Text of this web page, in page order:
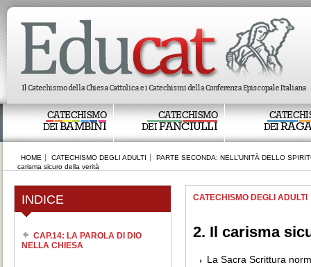
CATECHISMO
DEIBAMBINI
CATECHISMO
DEIFANCIULLI
DEI
HOME CATECHISMO DEGLI ADULTI
PARTE SECONDA: NELL’UNITÀ DELLO
carisma sicuro della verità
INDICE
CAP.14: LA PAROLA DI DIO
NELLA CHIESA
CATECHISMO DEGLI ADULTI
2. Il carisma
La Sacra Scrittura